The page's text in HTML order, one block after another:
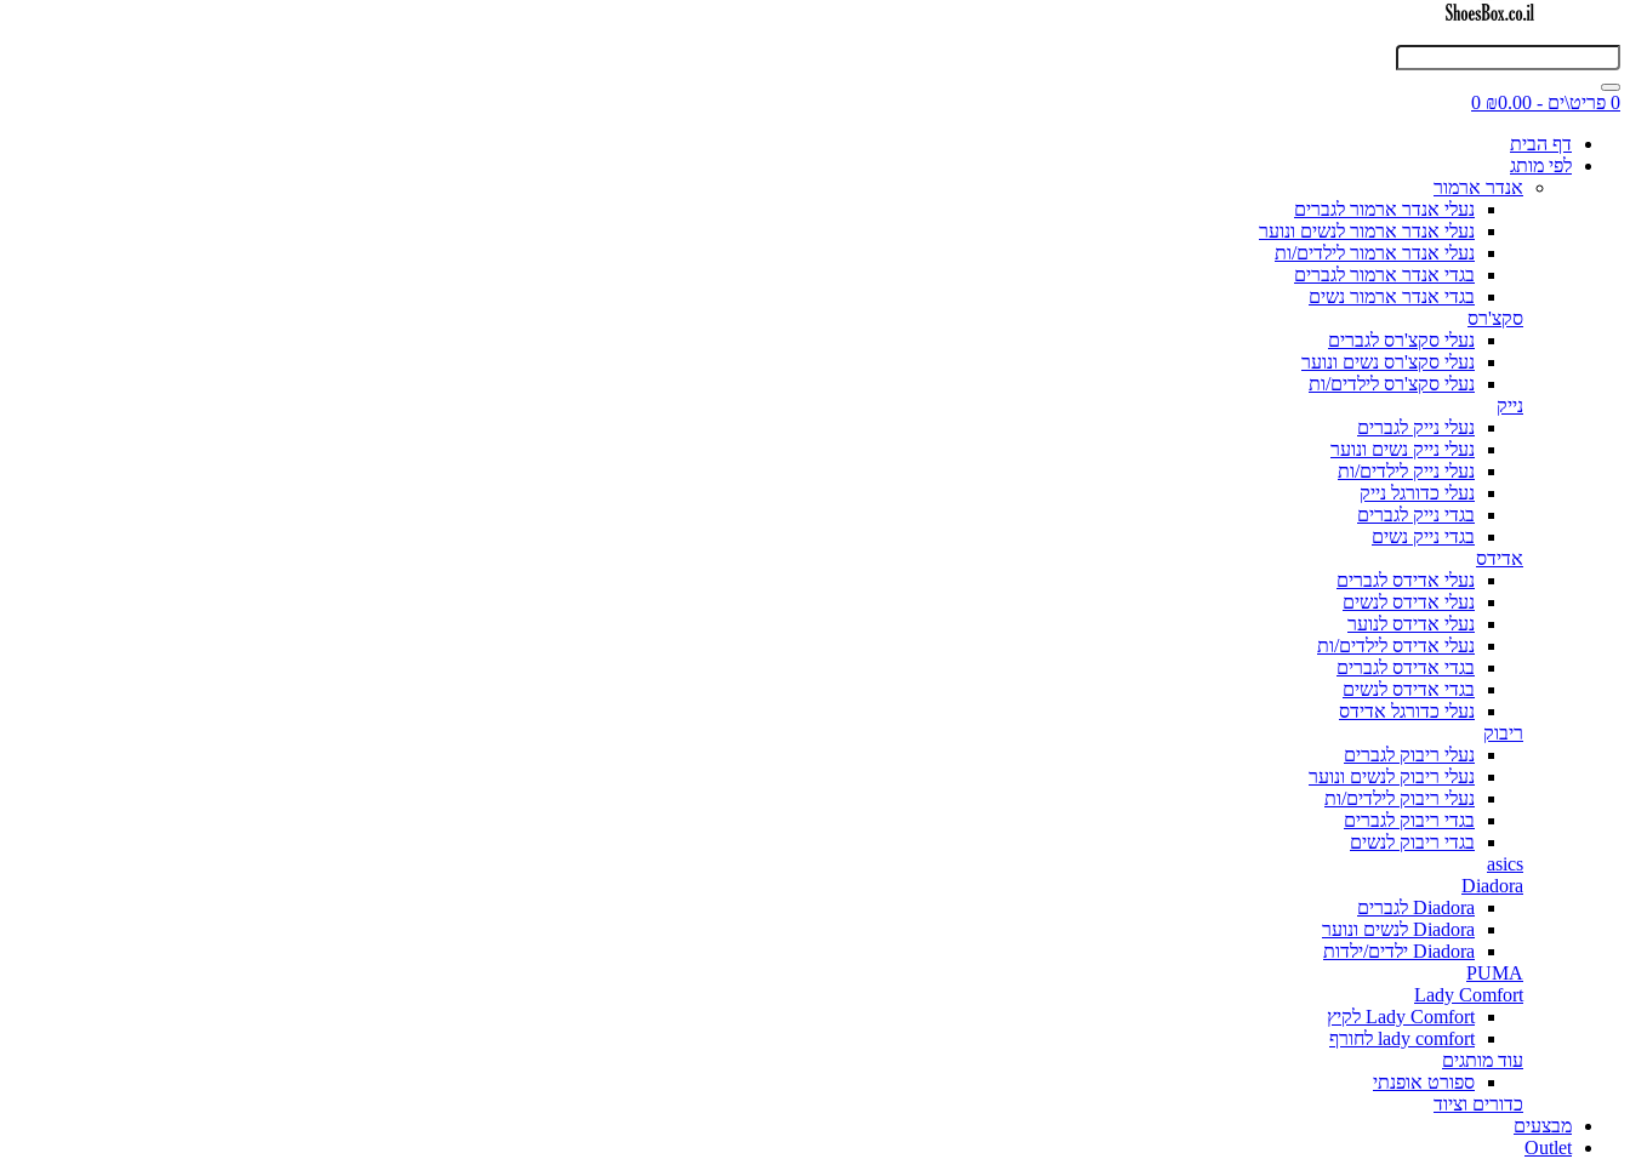
0 פריט\ים - ₪0.00
0
דף הבית
לפי מותג
אנדר ארמור
נעלי אנדר ארמור לגברים
נעלי אנדר ארמור לנשים ונוער
נעלי אנדר ארמור לילדים/ות
בגדי אנדר ארמור לגברים
בגדי אנדר ארמור נשים
סקצ'רס
נעלי סקצ'רס לגברים
נעלי סקצ'רס נשים ונוער
נעלי סקצ'רס לילדים/ות
נייק
נעלי נייק לגברים
נעלי נייק נשים ונוער
נעלי נייק לילדים/ות
נעלי כדורגל נייק
בגדי נייק לגברים
בגדי נייק נשים
אדידס
נעלי אדידס לגברים
נעלי אדידס לנשים
נעלי אדידס לנוער
נעלי אדידס לילדים/ות
בגדי אדידס לגברים
בגדי אדידס לנשים
נעלי כדורגל אדידס
ריבוק
נעלי ריבוק לגברים
נעלי ריבוק לנשים ונוער
נעלי ריבוק לילדים/ות
בגדי ריבוק לגברים
בגדי ריבוק לנשים
asics
Diadora
Diadora לגברים
Diadora לנשים ונוער
Diadora ילדים/ילדות
PUMA
Lady Comfort
Lady Comfort לקיץ
lady comfort לחורף
עוד מותגים
ספורט אופנתי
כדורים וציוד
מבצעים
Outlet